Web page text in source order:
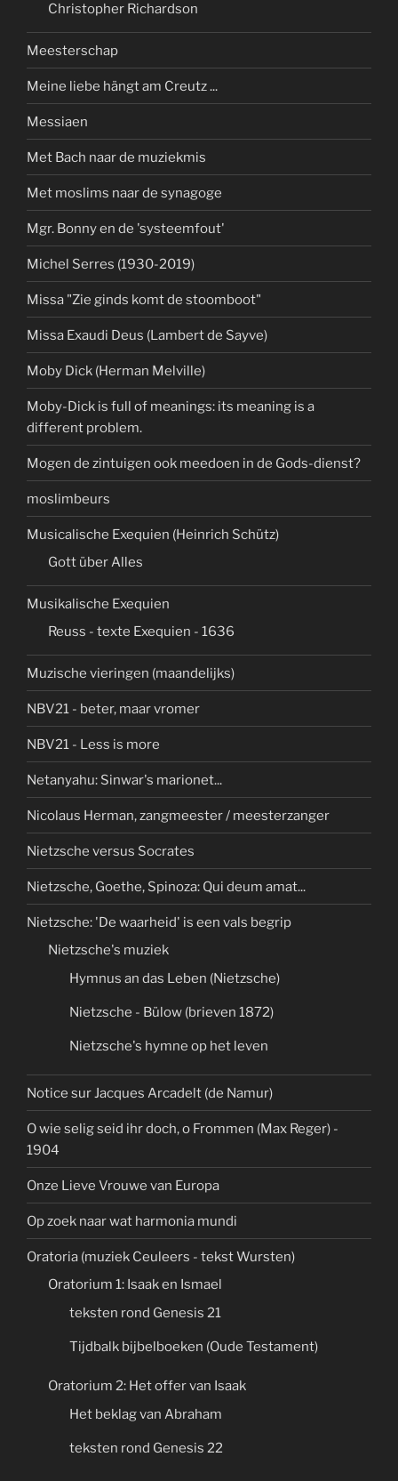
Christopher Richardson
Meesterschap
Meine liebe hängt am Creutz ...
Messiaen
Met Bach naar de muziekmis
Met moslims naar de synagoge
Mgr. Bonny en de 'systeemfout'
Michel Serres (1930-2019)
Missa "Zie ginds komt de stoomboot"
Missa Exaudi Deus (Lambert de Sayve)
Moby Dick (Herman Melville)
Moby-Dick is full of meanings: its meaning is a
different problem.
Mogen de zintuigen ook meedoen in de Gods-dienst?
moslimbeurs
Musicalische Exequien (Heinrich Schütz)
Gott über Alles
Musikalische Exequien
Reuss - texte Exequien - 1636
Muzische vieringen (maandelijks)
NBV21 - beter, maar vromer
NBV21 - Less is more
Netanyahu: Sinwar's marionet...
Nicolaus Herman, zangmeester / meesterzanger
Nietzsche versus Socrates
Nietzsche, Goethe, Spinoza: Qui deum amat...
Nietzsche: 'De waarheid' is een vals begrip
Nietzsche's muziek
Hymnus an das Leben (Nietzsche)
Nietzsche - Bülow (brieven 1872)
Nietzsche's hymne op het leven
Notice sur Jacques Arcadelt (de Namur)
O wie selig seid ihr doch, o Frommen (Max Reger) -
1904
Onze Lieve Vrouwe van Europa
Op zoek naar wat harmonia mundi
Oratoria (muziek Ceuleers - tekst Wursten)
Oratorium 1: Isaak en Ismael
teksten rond Genesis 21
Tijdbalk bijbelboeken (Oude Testament)
Oratorium 2: Het offer van Isaak
Het beklag van Abraham
teksten rond Genesis 22